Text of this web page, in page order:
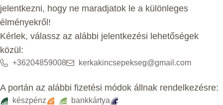
jelentkezni, hogy ne maradjatok le a különleges
élményekről!
Kérlek, válassz az alábbi jelentkezési lehetőségek
közül:
+36204859008 kerkakincsepekseg@gmail.com
A portán az alábbi fizetési módok állnak rendelkezésre:
készpénz bankkártya